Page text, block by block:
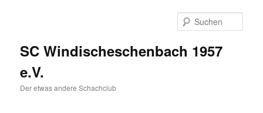
SC Windischeschenbach 1957
e.V.
Der etwas andere Schachclub